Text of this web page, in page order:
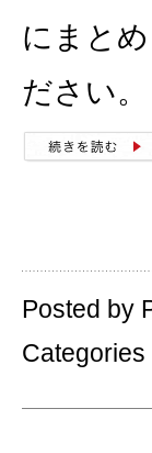
にまと
ださい
Posted by
Categories